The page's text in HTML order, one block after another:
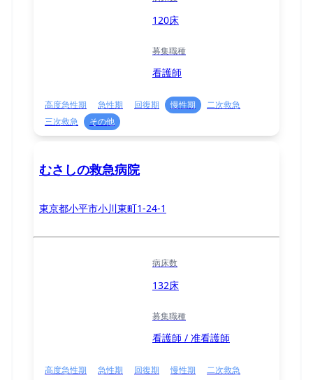
120床
募集職種
看護師
高度急性期 急性期 回復期 慢性期
二次救急
三次救急
その他
むさしの救急病院
東京都小平市小川東町1-24-1
病床数
132床
募集職種
看護師 / 准看護師
高度急性期 急性期 回復期 慢性期
二次救急